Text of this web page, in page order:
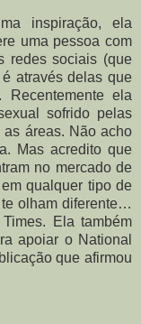
inspiração, ela
uma pessoa com
redes sociais (que
através delas que
ela
sofrido pelas
as áreas. Não acho
Mas acredito que
no mercado de
qualquer tipo de
olham diferente…
Ela também
apoiar o National
que afirmou